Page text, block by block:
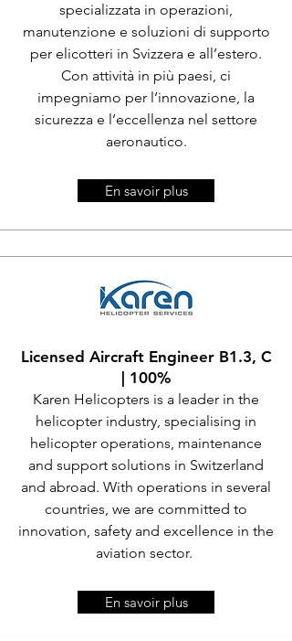
specializzata in operazioni,
manutenzione e soluzioni di supporto
per elicotteri in Svizzera e all’estero.
Con attività in più paesi, ci
impegniamo per l’innovazione, la
sicurezza e l’eccellenza nel settore
aeronautico.
En savoir plus
Licensed Aircraft Engineer B1.3, C
100%
Karen Helicopters is a leader in the
helicopter industry, specialising in
helicopter operations, maintenance
and support solutions in Switzerland
and abroad. With operations in several
countries, we are committed to
innovation, safety and excellence in the
aviation sector.
En savoir plus